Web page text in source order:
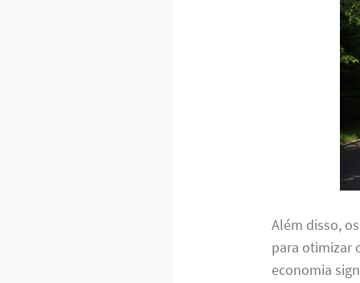
Além disso,
para otimizar
economia